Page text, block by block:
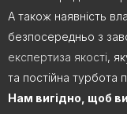
А також наявність
безпосередньо з
експертиза якості,
та постійна турбота
Нам вигідно, щоб